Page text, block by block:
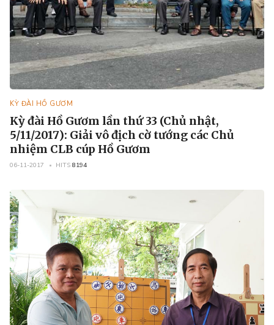
KỲ ĐÀI HỒ GƯƠM
Kỳ đài Hồ Gươm lần thứ 33 (Chủ nhật,
5/11/2017): Giải vô địch cờ tướng các Chủ
nhiệm CLB cúp Hồ Gươm
06-11-2017 HITS 8194